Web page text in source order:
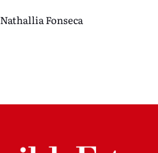
Nathallia Fonseca